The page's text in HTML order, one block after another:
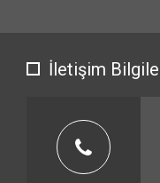
İletişim Bilgileri